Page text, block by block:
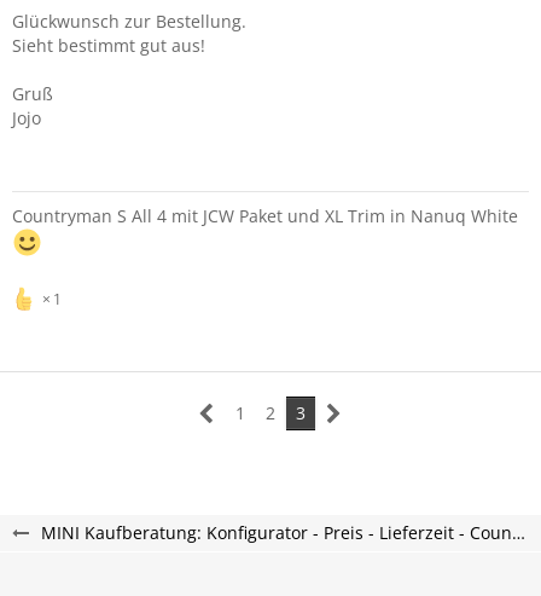
Glückwunsch zur Bestellung.
Sieht bestimmt gut aus!
Gruß
Jojo
Countryman S All 4 mit JCW Paket und XL Trim in Nanuq White
1
1 2 3
MINI Kaufberatung: Konfigurator - Preis - Lieferzeit - Countryman U25 Forum